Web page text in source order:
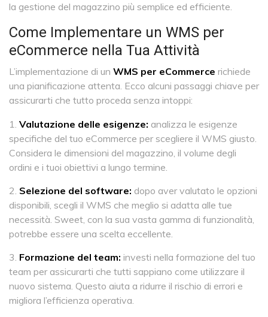
la gestione del magazzino più semplice ed efficiente.
Come Implementare un WMS per
eCommerce nella Tua Attività
L’implementazione di un WMS per eCommerce richiede
una pianificazione attenta. Ecco alcuni passaggi chiave per
assicurarti che tutto proceda senza intoppi:
Valutazione delle esigenze: analizza le esigenze
specifiche del tuo eCommerce per scegliere il WMS giusto.
Considera le dimensioni del magazzino, il volume degli
ordini e i tuoi obiettivi a lungo termine.
Selezione del software: dopo aver valutato le opzioni
disponibili, scegli il WMS che meglio si adatta alle tue
necessità. Sweet, con la sua vasta gamma di funzionalità,
potrebbe essere una scelta eccellente.
Formazione del team: investi nella formazione del tuo
team per assicurarti che tutti sappiano come utilizzare il
nuovo sistema. Questo aiuta a ridurre il rischio di errori e
migliora l’efficienza operativa.